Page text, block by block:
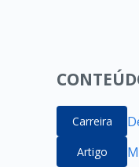
Carreira
Artigo